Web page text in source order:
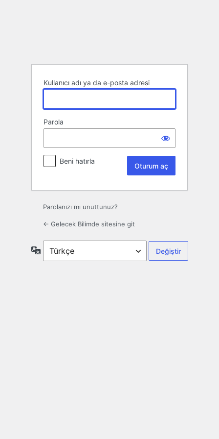
Kullanıcı adı ya da e-posta adresi
Parola
Beni hatırla
Parolanızı mı unuttunuz?
← Gelecek Bilimde sitesine git
Dil